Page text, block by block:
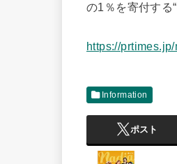
の1％を寄付する
https://
Information
ポスト